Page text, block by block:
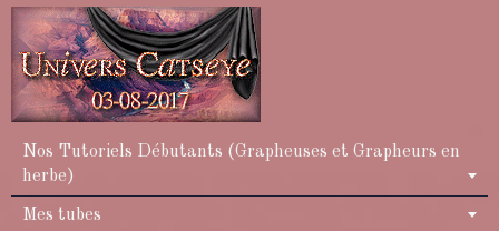
Nos Tutoriels Débutants (Grapheuses et Grapheurs en
herbe)
Mes tubes